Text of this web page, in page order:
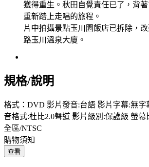
獲得重生。秋田自覺責任已了，背著
重新踏上走唱的旅程。
片中拍攝景點玉川園飯店已拆除，
路玉川溫泉大廈。
規格/說明
格式：DVD 影片發音:台語 影片字幕:無字
音格式:杜比2.0聲道 影片級別:保護級 螢幕
全區/NTSC
購物須知
查看